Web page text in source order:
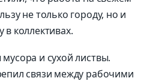
не только городу, но и
в коллективах.
и сухой листвы.
связи между рабочими